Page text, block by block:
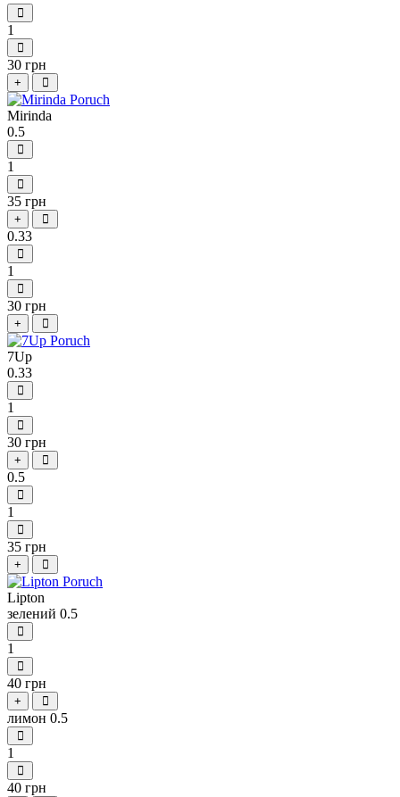
1
30 грн
+
Mirinda
0.5
1
35 грн
+
0.33
1
30 грн
+
7Up
0.33
1
30 грн
+
0.5
1
35 грн
+
Lipton
зелений 0.5
1
40 грн
+
лимон 0.5
1
40 грн